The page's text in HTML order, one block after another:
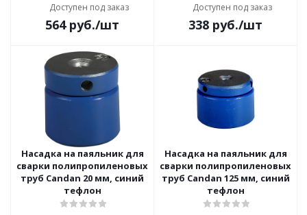
Доступен под заказ
564руб./шт
Доступен под заказ
338 руб./шт
Насадка на паяльник для
сварки полипропиленовых
труб Candan 20 мм, синий
тефлон
Насадка на паяльник для
сварки полипропиленовых
труб Candan 125 мм, синий
тефлон